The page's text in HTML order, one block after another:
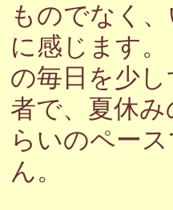
ものでなく
に感じます
の毎日を少
者で、夏休
らいのペー
ん。